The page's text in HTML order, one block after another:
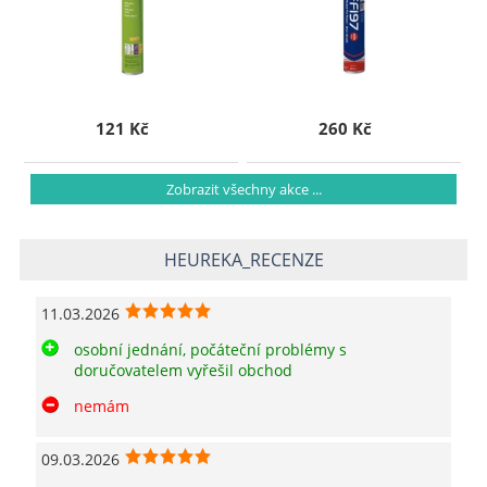
121 Kč 260 Kč
Zobrazit všechny akce ...
HEUREKA_RECENZE
11.03.2026
osobní jednání, počáteční problémy s
doručovatelem vyřešil obchod
nemám
09.03.2026